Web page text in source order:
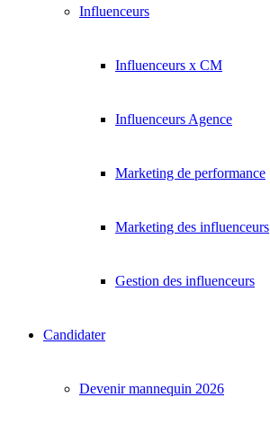
Influenceurs
Influenceurs x CM
Influenceurs Agence
Marketing de performance
Marketing des influenceurs
Gestion des influenceurs
Candidater
Devenir mannequin 2026